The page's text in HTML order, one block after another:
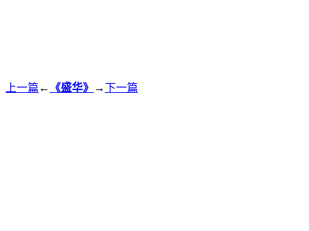
上一篇 ← 《盛华》 →下一篇